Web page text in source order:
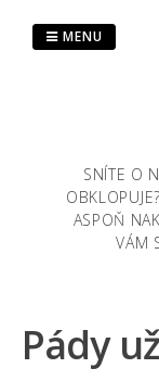
SNÍTE O
ASPOŇ
VÁM
MENU
Pády